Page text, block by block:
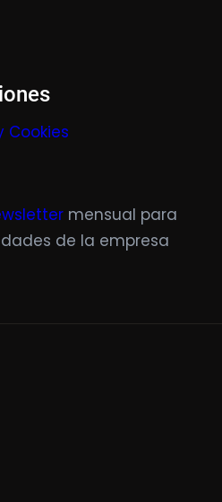
Cookies
mensual para
de la empresa